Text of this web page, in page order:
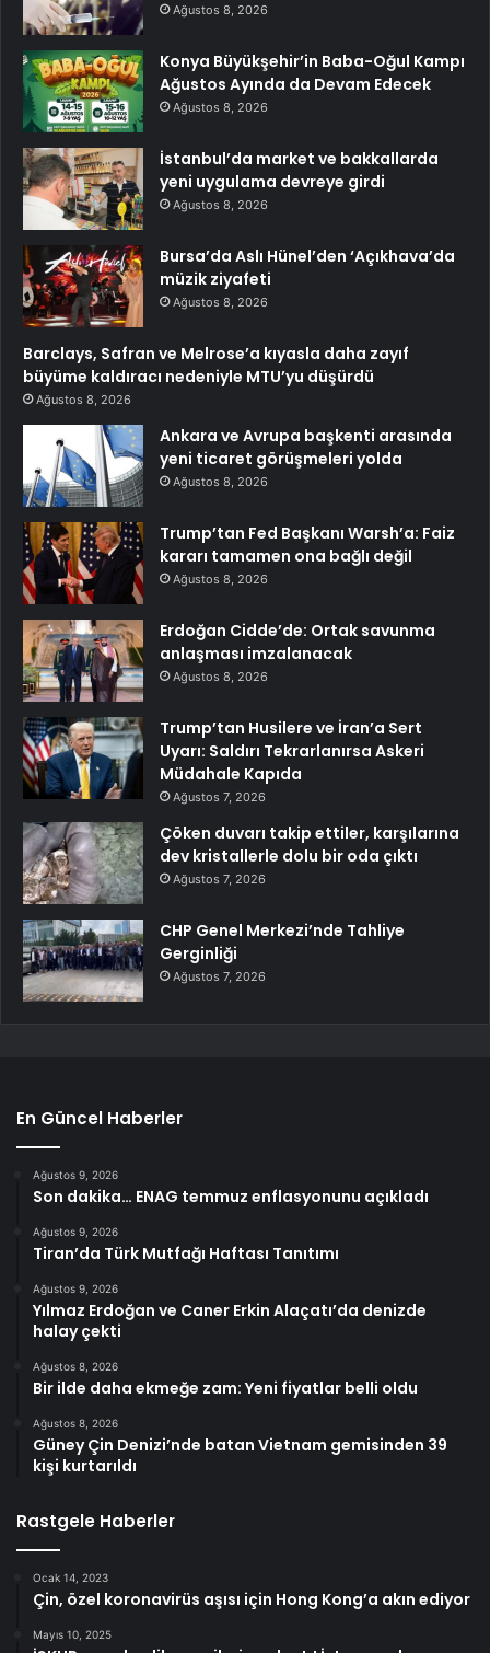
Ağustos 8, 2026
Konya Büyükşehir’in Baba-Oğul Kampı
Ağustos Ayında da Devam Edecek
Ağustos 8, 2026
İstanbul’da market ve bakkallarda
yeni uygulama devreye girdi
Ağustos 8, 2026
Bursa’da Aslı Hünel’den ‘Açıkhava’da
müzik ziyafeti
Ağustos 8, 2026
Barclays, Safran ve Melrose’a kıyasla daha zayıf
büyüme kaldıracı nedeniyle MTU’yu düşürdü
Ağustos 8, 2026
Ankara ve Avrupa başkenti arasında
yeni ticaret görüşmeleri yolda
Ağustos 8, 2026
Trump’tan Fed Başkanı Warsh’a: Faiz
kararı tamamen ona bağlı değil
Ağustos 8, 2026
Erdoğan Cidde’de: Ortak savunma
anlaşması imzalanacak
Ağustos 8, 2026
Trump’tan Husilere ve İran’a Sert
Uyarı: Saldırı Tekrarlanırsa Askeri
Müdahale Kapıda
Ağustos 7, 2026
Çöken duvarı takip ettiler, karşılarına
dev kristallerle dolu bir oda çıktı
Ağustos 7, 2026
CHP Genel Merkezi’nde Tahliye
Gerginliği
Ağustos 7, 2026
En Güncel Haberler
Ağustos 9, 2026
Son dakika… ENAG temmuz enflasyonunu açıkladı
Ağustos 9, 2026
Tiran’da Türk Mutfağı Haftası Tanıtımı
Ağustos 9, 2026
Yılmaz Erdoğan ve Caner Erkin Alaçatı’da denizde
halay çekti
Ağustos 8, 2026
Bir ilde daha ekmeğe zam: Yeni fiyatlar belli oldu
Ağustos 8, 2026
Güney Çin Denizi’nde batan Vietnam gemisinden 39
kişi kurtarıldı
Rastgele Haberler
Ocak 14, 2023
Çin, özel koronavirüs aşısı için Hong Kong’a akın ediyor
Mayıs 10, 2025